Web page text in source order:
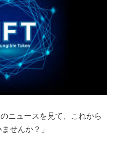
ニュースを見て、これから
せんか？」